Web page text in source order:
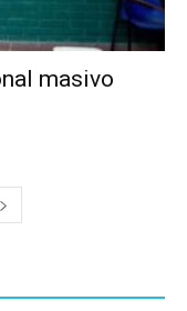
masivo